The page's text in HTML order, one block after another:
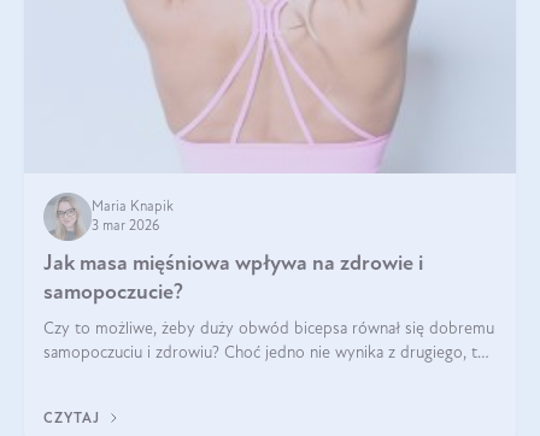
Maria Knapik
3 mar 2026
Jak masa mięśniowa wpływa na zdrowie i
samopoczucie?
Czy to możliwe, żeby duży obwód bicepsa równał się dobremu
samopoczuciu i zdrowiu? Choć jedno nie wynika z drugiego, to
wyjaśnimy.
CZYTAJ